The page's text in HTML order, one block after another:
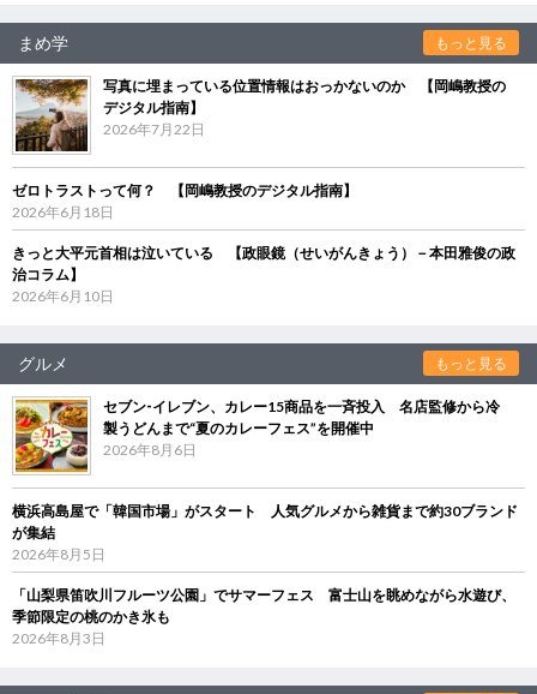
まめ学 もっと見る
写真に埋まっている位置情報はおっかないのか 【岡嶋教授の
デジタル指南】
2026年7月22日
ゼロトラストって何？ 【岡嶋教授のデジタル指南】
2026年6月18日
きっと大平元首相は泣いている 【政眼鏡（せいがんきょう）－本田雅俊の政
治コラム】
2026年6月10日
グルメ もっと見る
セブン‐イレブン、カレー15商品を一斉投入 名店監修から冷
製うどんまで“夏のカレーフェス”を開催中
2026年8月6日
横浜高島屋で「韓国市場」がスタート 人気グルメから雑貨まで約30ブランド
が集結
2026年8月5日
「山梨県笛吹川フルーツ公園」でサマーフェス 富士山を眺めながら水遊び、
季節限定の桃のかき氷も
2026年8月3日